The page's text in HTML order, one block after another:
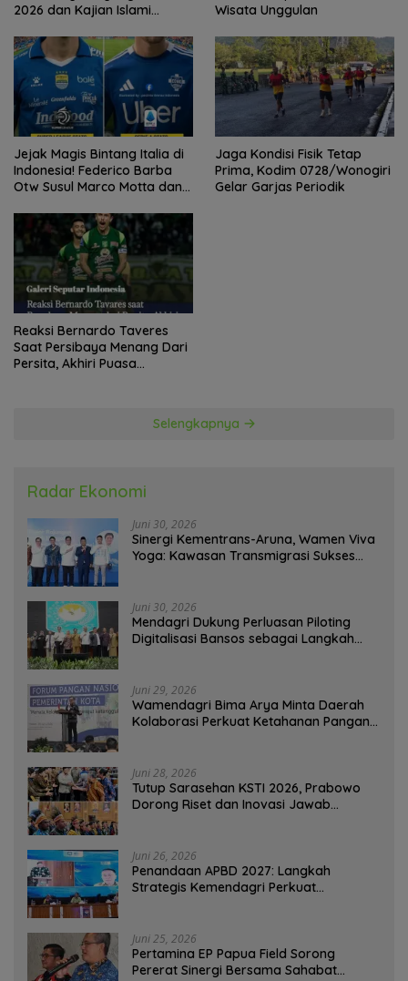
2026 dan Kajian Islami
Adi Hidayat
Wisata Unggulan
Jejak Magis Bintang Italia di
Indonesia! Federico Barba
Otw Susul Marco Motta dan
Trofi?
Jaga Kondisi Fisik Tetap
Prima, Kodim 0728/Wonogiri
Gelar Garjas Periodik
Reaksi Bernardo Taveres
Saat Persibaya Menang Dari
Persita, Akhiri Puasa
Selengkapnya
Radar Ekonomi
Juni 30, 2026
Sinergi Kementrans-Aruna, Wamen Viva
Yoga: Kawasan Transmigrasi Sukses
Juni 30, 2026
Mendagri Dukung Perluasan Piloting
Digitalisasi Bansos sebagai Langkah
Juni 29, 2026
Wamendagri Bima Arya Minta Daerah
Kolaborasi Perkuat Ketahanan Pangan
Juni 28, 2026
Tutup Sarasehan KSTI 2026, Prabowo
Dorong Riset dan Inovasi Jawab
Juni 26, 2026
Penandaan APBD 2027: Langkah
Strategis Kemendagri Perkuat
Juni 25, 2026
Pertamina EP Papua Field Sorong
Pererat Sinergi Bersama Sahabat